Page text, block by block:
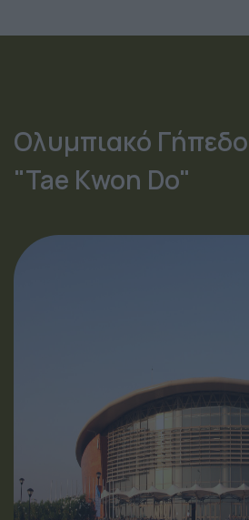
Ολυμπιακό
"Tae Kwon Do"